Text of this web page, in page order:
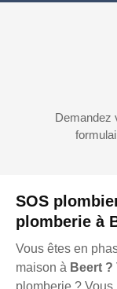
SOS
plomberie à
Vous êtes en
maison à Beert ?
Demandez